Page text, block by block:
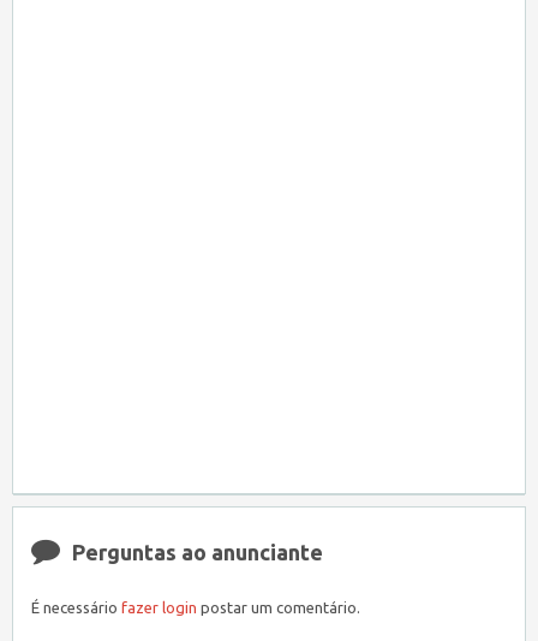
Perguntas ao anunciante
É necessário fazer login postar um comentário.